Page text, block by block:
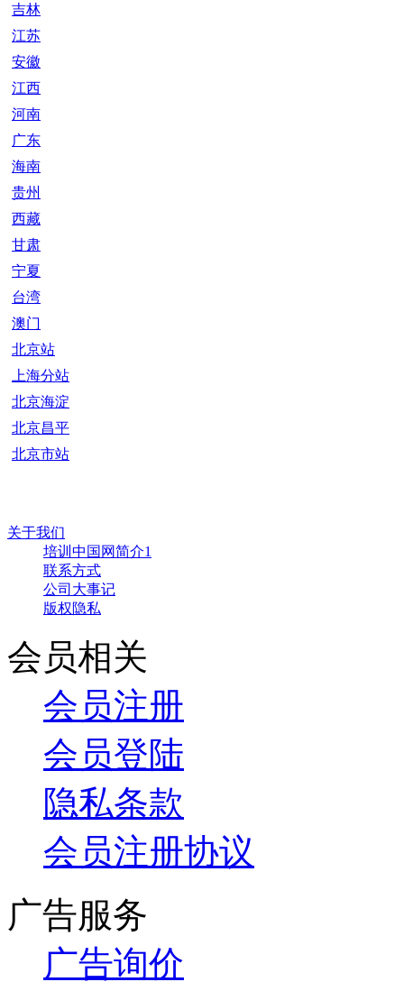
吉林
江苏
安徽
江西
河南
广东
海南
贵州
西藏
甘肃
宁夏
台湾
澳门
北京站
上海分站
北京海淀
北京昌平
北京市站
关于我们
培训中国网简介1
联系方式
公司大事记
版权隐私
会员相关
会员注册
会员登陆
隐私条款
会员注册协议
广告服务
广告询价